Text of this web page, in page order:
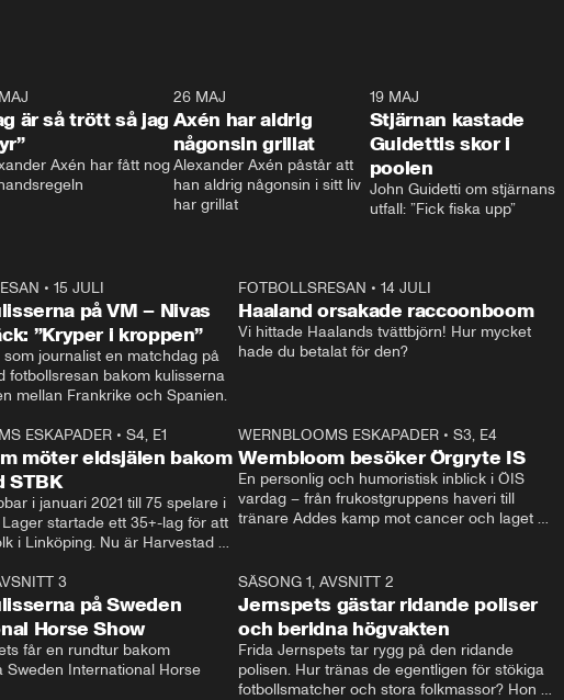
är så trött så jag
Axén har fått nog
26 MAJ
Axén har aldrig
någonsin grillat
Alexander Axén påstår att
han aldrig någonsin i sitt liv
har grillat
19 MAJ
Stjärnan kastade
Guidettis skor i
poolen
John Guidetti om stjärnans
utfall: ”Fick fiska upp”
• 15 JULI
på VM – Nivas
”Kryper i kroppen”
som journalist en matchdag på
fotbollsresan bakom kulisserna
på semifinalen mellan Frankrike och Spanien.
FOTBOLLSRESAN •14 JULI
Haaland orsakade raccoonboom
Vi hittade Haalands tvättbjörn! Hur mycket
hade du betalat för den?
32:14
ESKAPADER• S4, E1
möter eldsjälen bakom
STBK
i januari 2021 till 75 spelare i
startade ett 35+-lag för att
i Linköping. Nu är Harvestad
Plus
WERNBLOOMS ESKAPADER •S3, E4
Wernbloom besöker Örgryte IS
En personlig och humoristisk inblick i ÖIS
vardag – från frukostgruppens haveri till
tränare Addes kamp mot cancer och laget
14:14
3
på Sweden
Horse Show
får en rundtur bakom
Sweden International Horse
SÄSONG 1, AVSNITT 2
Jernspets gästar ridande poliser
och beridna högvakten
Frida Jernspets tar rygg på den ridande
polisen. Hur tränas de egentligen för stökiga
fotbollsmatcher och stora folkmassor? Hon